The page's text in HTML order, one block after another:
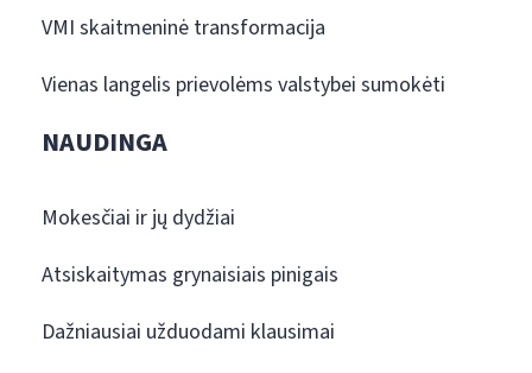
VMI skaitmeninė transformacija
Vienas langelis prievolėms valstybei sumokėti
NAUDINGA
Mokesčiai ir jų dydžiai
Atsiskaitymas grynaisiais pinigais
Dažniausiai užduodami klausimai